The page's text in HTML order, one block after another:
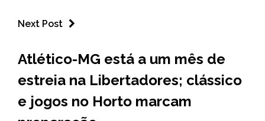
Next Post
Atlético-MG está a um mês de
estreia na Libertadores; clássico
e jogos no Horto marcam